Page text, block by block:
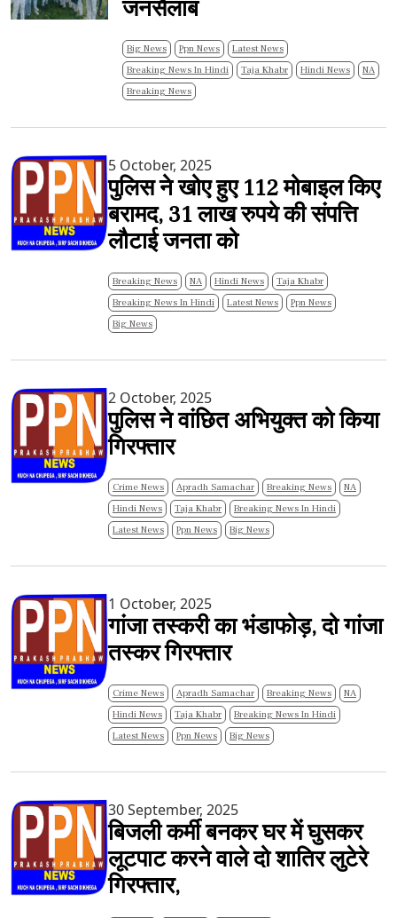
जनसैलाब
Big News Ppn News
Latest News
Breaking News In Hindi
Taja Khabr Hindi News
NA
Breaking News
5 October, 2025
पुलिस ने खोए हुए 112 मोबाइल किए
बरामद, 31 लाख रुपये की संपत्ति
लौटाई जनता को
Breaking News NA Hindi News
Taja Khabr
Breaking News In Hindi
Latest News
Ppn News
Big News
2 October, 2025
पुलिस ने वांछित अभियुक्त को किया
गिरफ्तार
Crime News Apradh Samachar Breaking News
NA
Hindi News
Taja Khabr
Breaking News In Hindi
Latest News
Ppn News Big News
1 October, 2025
गांजा तस्करी का भंडाफोड़, दो गांजा
तस्कर गिरफ्तार
Crime News Apradh Samachar Breaking News
NA
Hindi News
Taja Khabr
Breaking News In Hindi
Latest News
Ppn News Big News
30 September, 2025
बिजली कर्मी बनकर घर में घुसकर
लूटपाट करने वाले दो शातिर लुटेरे
गिरफ्तार,